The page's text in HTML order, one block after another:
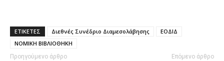
ΕΤΙΚΕΤΕΣ Διεθνές Συνέδριο Διαμεσολάβησης
ΕΟΔΙΔ
ΝΟΜΙΚΗ ΒΙΒΛΙΟΘΗΚΗ
Προηγούμενο άρθρο Επόμενο άρθρο